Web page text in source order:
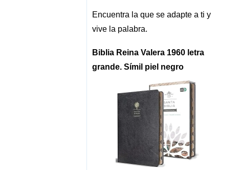
Encuentra la que se adapte a ti y
vive la palabra.
Biblia Reina Valera 1960 letra
grande. Símil piel negro